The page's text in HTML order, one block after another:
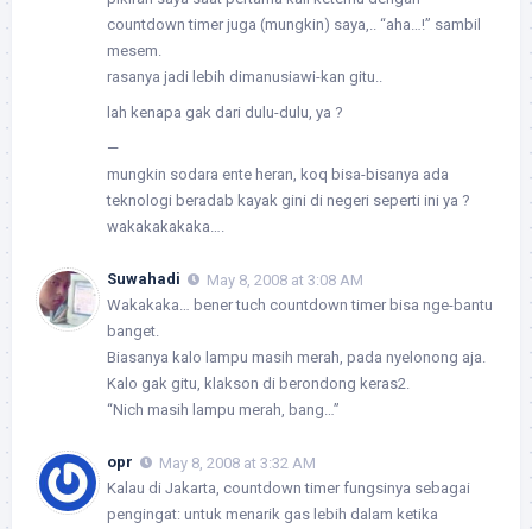
countdown timer juga (mungkin) saya,.. “aha…!” sambil
mesem.
rasanya jadi lebih dimanusiawi-kan gitu..
lah kenapa gak dari dulu-dulu, ya ?
—
mungkin sodara ente heran, koq bisa-bisanya ada
teknologi beradab kayak gini di negeri seperti ini ya ?
wakakakakaka….
Suwahadi
May 8, 2008 at 3:08 AM
Wakakaka… bener tuch countdown timer bisa nge-bantu
banget.
Biasanya kalo lampu masih merah, pada nyelonong aja.
Kalo gak gitu, klakson di berondong keras2.
“Nich masih lampu merah, bang…”
opr
May 8, 2008 at 3:32 AM
Kalau di Jakarta, countdown timer fungsinya sebagai
pengingat: untuk menarik gas lebih dalam ketika